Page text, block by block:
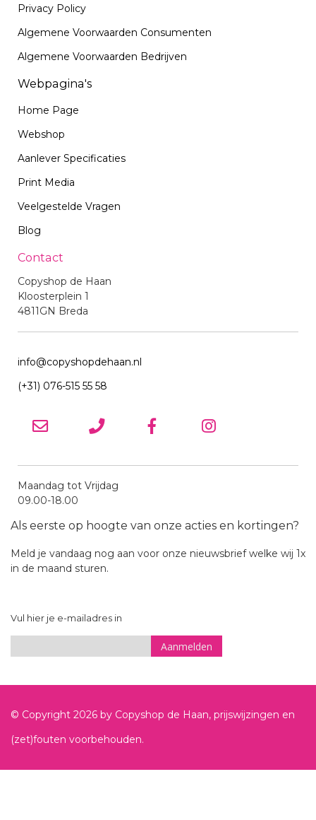
Privacy Policy
Algemene Voorwaarden Consumenten
Algemene Voorwaarden Bedrijven
Webpagina's
Home Page
Webshop
Aanlever Specificaties
Print Media
Veelgestelde Vragen
Blog
Contact
Copyshop de Haan
Kloosterplein 1
4811GN Breda
info@copyshopdehaan.nl
(+31) 076-515 55 58
Maandag tot Vrijdag
09.00-18.00
Als eerste op hoogte van onze acties en kortingen?
Meld je vandaag nog aan voor onze nieuwsbrief welke wij 1x
in de maand sturen.
Vul hier je e-mailadres in
Our
Aanmelden
© Copyright 2026 by Copyshop de Haan, prijswijzingen en
(zet)fouten voorbehouden.